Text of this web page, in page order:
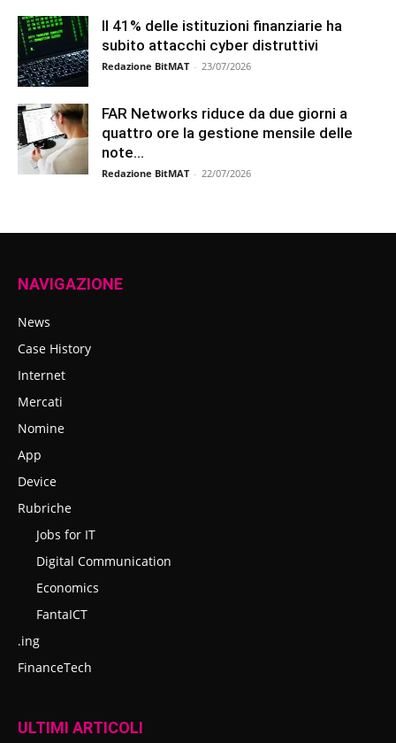
Il 41% delle istituzioni finanziarie ha
subito attacchi cyber distruttivi
Redazione BitMAT - 23/07/2026
FAR Networks riduce da due giorni a
quattro ore la gestione mensile delle
note...
Redazione BitMAT - 22/07/2026
NAVIGAZIONE
News
Case History
Internet
Mercati
Nomine
App
Device
Rubriche
Jobs for IT
Digital Communication
Economics
FantaICT
.ing
FinanceTech
ULTIMI ARTICOLI